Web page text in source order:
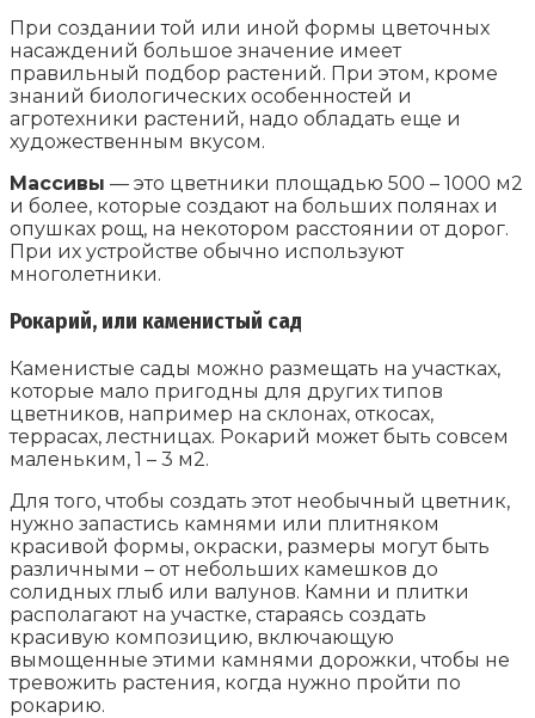
При создании той или иной формы цветочных
насаждений большое значение имеет
правильный подбор растений. При этом, кроме
знаний биологических особенностей и
агротехники растений, надо обладать еще и
художественным вкусом.
Массивы — это цветники площадью 500 – 1000 м2
и более, которые создают на больших полянах и
опушках рощ, на некотором расстоянии от дорог.
При их устройстве обычно используют
многолетники.
Рокарий, или каменистый сад
Каменистые сады можно размещать на участках,
которые мало пригодны для других типов
цветников, например на склонах, откосах,
террасах, лестницах. Рокарий может быть совсем
маленьким, 1 – 3 м2.
Для того, чтобы создать этот необычный цветник,
нужно запастись камнями или плитняком
красивой формы, окраски, размеры могут быть
различными – от небольших камешков до
солидных глыб или валунов. Камни и плитки
располагают на участке, стараясь создать
красивую композицию, включающую
вымощенные этими камнями дорожки, чтобы не
тревожить растения, когда нужно пройти по
рокарию.